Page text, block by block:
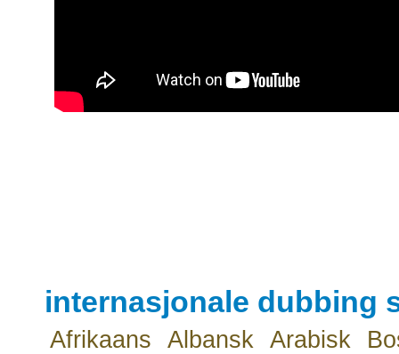
internasjonale dubbing
Afrikaans Albansk Arabisk